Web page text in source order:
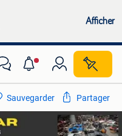
Afficher
Sauvegarder Partager